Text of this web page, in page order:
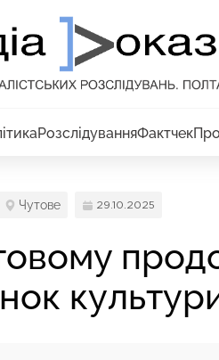
РозслідуванняФактчек
Чутове 29.10.2025